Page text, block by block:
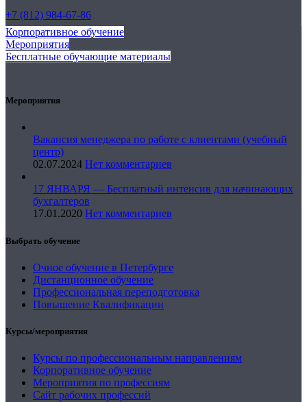
+7 (812) 984-67-86
Корпоративное обучение
Мероприятия
Бесплатные обучающие материалы
Мероприятия
Вакансия менеджера по работе с клиентами (учебный
центр)
02.07.2024 Нет комментариев
17 ЯНВАРЯ — Бесплатный интенсив для начинающих
бухгалтеров
17.01.2020 Нет комментариев
Выбрать обучение
Очное обучение в Петербурге
Дистанционное обучение
Профессиональная переподготовка
Повышение Квалификации
Курсы/мероприятия
Курсы по профессиональным направлениям
Корпоративное обучение
Мероприятия по профессиям
Сайт рабочих профессий